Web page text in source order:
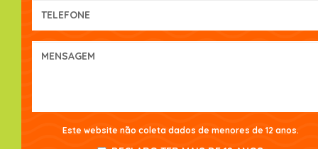
Este website não coleta dados de menores de 12 anos.